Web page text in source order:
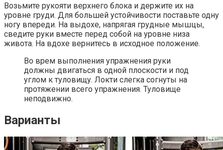
Возьмите рукояти верхнего блока и держите их на
уровне груди. Для большей устойчивости поставьте одну
ногу впереди. На выдохе, напрягая грудные мышцы,
сведите руки вместе перед собой на уровне низа
живота. На вдохе вернитесь в исходное положение.
Во врем выполнения упражнения руки
должны двигаться в одной плоскости и под
углом к туловищу. Локти слегка согнуты на
протяжении всего упражнения. Туловище
неподвижно.
Варианты